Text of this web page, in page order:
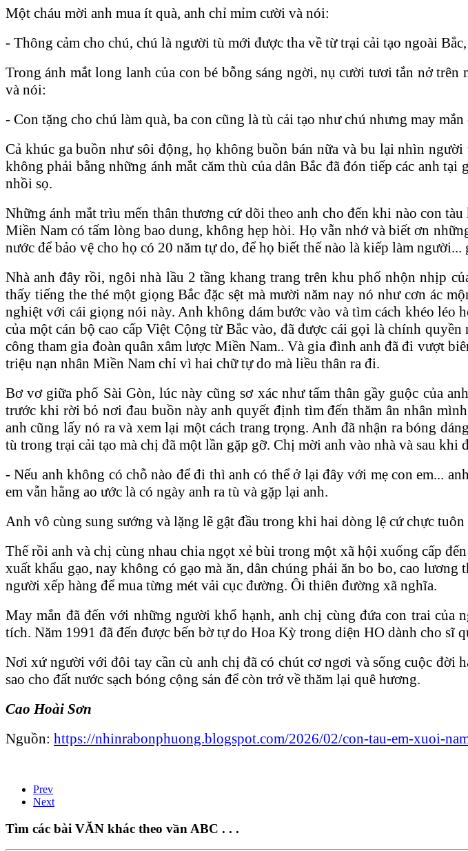
Một cháu mời anh mua ít quà, anh chỉ mỉm cười và nói:
- Thông cảm cho chú, chú là người tù mới được tha về từ trại cải tạo ngoài
Trong ánh mắt long lanh của con bé bỗng sáng ngời, nụ cười tươi tắn nở
và nói:
- Con tặng cho chú làm quà, ba con cũng là tù cải tạo như chú nhưng may
Cả khúc ga buồn như sôi động, họ không buồn bán nữa và bu lại nhìn
không phải bằng những ánh mắt căm thù của dân Bắc đã đón tiếp các anh
nhồi sọ.
Những ánh mắt trìu mến thân thương cứ dõi theo anh cho đến khi nào con
Miền Nam có tấm lòng bao dung, không hẹp hòi. Họ vẫn nhớ và biết ơn
nước để bảo vệ cho họ có 20 năm tự do, để họ biết thế nào là kiếp làm
Nhà anh đây rồi, ngôi nhà lầu 2 tầng khang trang trên khu phố nhộn nhịp
thấy tiếng the thé một giọng Bắc đặc sệt mà mười năm nay nó như cơn ác
nghiệt với cái giọng nói này. Anh không dám bước vào và tìm cách khéo
của một cán bộ cao cấp Việt Cộng từ Bắc vào, đã được cái gọi là chính
công tham gia đoàn quân xâm lược Miền Nam.. Và gia đình anh đã đi vượt
triệu nạn nhân Miền Nam chỉ vì hai chữ tự do mà liều thân ra đi.
Bơ vơ giữa phố Sài Gòn, lúc này cũng sơ xác như tấm thân gầy guộc của
trước khi rời bỏ nơi đau buồn này anh quyết định tìm đến thăm ân nhân
anh cũng lấy nó ra và xem lại một cách trang trọng. Anh đã nhận ra bóng
tù trong trại cải tạo mà chị đã một lần gặp gỡ. Chị mời anh vào nhà và sau
- Nếu anh không có chỗ nào để đi thì anh có thể ở lại đây với mẹ con em...
em vẫn hằng ao ước là có ngày anh ra tù và gặp lại anh.
Anh vô cùng sung sướng và lặng lẽ gật đầu trong khi hai dòng lệ cứ chực tuôn
Thế rồi anh và chị cùng nhau chia ngọt xẻ bùi trong một xã hội xuống cấp
xuất khẩu gạo, nay không có gạo mà ăn, dân chúng phải ăn bo bo, cao
người xếp hàng để mua từng mét vải cục đường. Ôi thiên đường xã nghĩa.
May mắn đã đến với những người khổ hạnh, anh chị cùng đứa con trai
tích. Năm 1991 đã đến được bến bờ tự do Hoa Kỳ trong diện HO dành cho sĩ
Nơi xứ người với đôi tay cần cù anh chị đã có chút cơ ngơi và sống cuộc đời
sao cho đất nước sạch bóng cộng sản để còn trở về thăm lại quê hương.
Cao Hoài Sơn
Nguồn: https://nhinrabonphuong.blogspot.com/2026/02/con-tau-em-xuoi-
Prev
Next
Tìm các bài VĂN khác theo vần ABC . . .